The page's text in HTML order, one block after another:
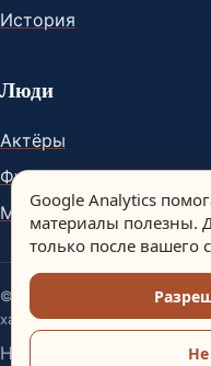
История
Люди
Актёры
Футболисты
Музыканты
© Spain Dream. Материалы
характер.
Настройки аналитики
Google Analytics
материалы полезны.
только после вашего